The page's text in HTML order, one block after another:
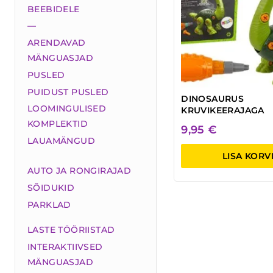
DINOSAURUS
KRUVIKEERAJAGA
9,95€
LISA
BEEBIDELE
—
ARENDAVAD
MÄNGUASJAD
PUSLED
PUIDUST PUSLED
LOOMINGULISED
KOMPLEKTID
LAUAMÄNGUD
AUTO JA RONGIRAJAD
SÕIDUKID
PARKLAD
LASTE TÖÖRIISTAD
INTERAKTIIVSED
MÄNGUASJAD